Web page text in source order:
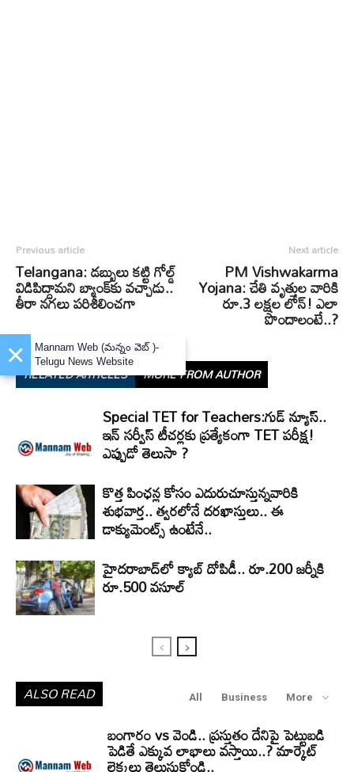
Previous article
Telangana: డబ్బులు కట్టి గోల్డ్
విడిపిద్దామని బ్యాంక్‌కు వచ్చాడు..
తీరా నగలు పరిశీలించగా
Next article
PM Vishwakarma
Yojana: చేతి వృత్తుల వారికి
రూ.3 లక్షల లోన్‌! ఎలా
పొందాలంటే..?
RELATED ARTICLES MORE FROM AUTHOR
Special TET for Teachers:గుడ్ న్యూస్..
ఇన్ సర్వీస్ టీచర్లకు ప్రత్యేకంగా TET పరీక్ష!
ఎప్పుడో తెలుసా ?
కొత్త పింఛన్ల కోసం ఎదురుచూస్తున్నవారికి
శుభవార్త.. త్వరలోనే దరఖాస్తులు.. ఈ
డాక్యుమెంట్స్ ఉంటేనే..
హైదరాబాద్‌లో క్యాబ్‌ దోపిడీ.. రూ.200 జర్నీకి
రూ.500 వసూల్
ALSO READ All Business More
బంగారం vs వెండి.. ప్రస్తుతం దేనిపై పెట్టుబడి
పెడితే ఎక్కువ లాభాలు వస్తాయి..? మార్కెట్
×
Mannam Web (మన్నం వెబ్ )-
Telugu News Website